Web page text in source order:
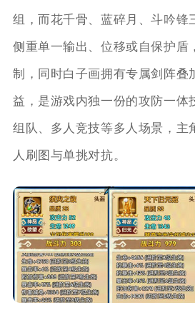
组，而花千骨、蓝碎月、斗吟锋
侧重单一输出、位移或自保护盾
制，同时白子画拥有专属剑阵叠
益，是游戏内独一份的攻防一体
组队、多人竞技等多人场景，主
人刷图与单挑对抗。